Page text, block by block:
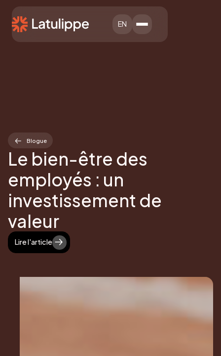
EN
Blogue
Le bien-être des
employés : un
investissement de
valeur
Lire l'article